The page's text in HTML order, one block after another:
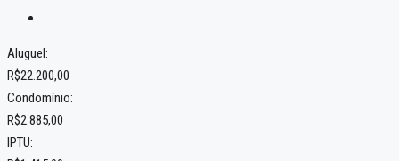
Aluguel:
R$22.200,00
Condomínio:
R$2.885,00
IPTU: